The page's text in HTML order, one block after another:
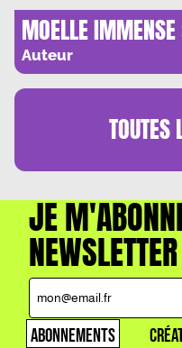
MOELLE
UN LIVRE CARRE
Auteur
TOUTES
JE
NEWSLETTER
ABONNEMENTS